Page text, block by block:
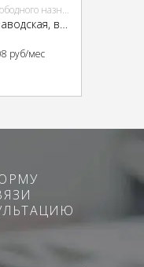
Инвестиции в помещение свободного назначения (ПСН)
ЖК Shagal, ЮАО, ул. Автозаводская, вл. 23/66
руб/мес